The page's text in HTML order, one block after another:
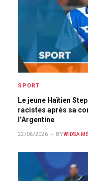
SPORT
Le jeune Haïtien
racistes après sa
l’Argentine
22/06/2026 BY WIDSA